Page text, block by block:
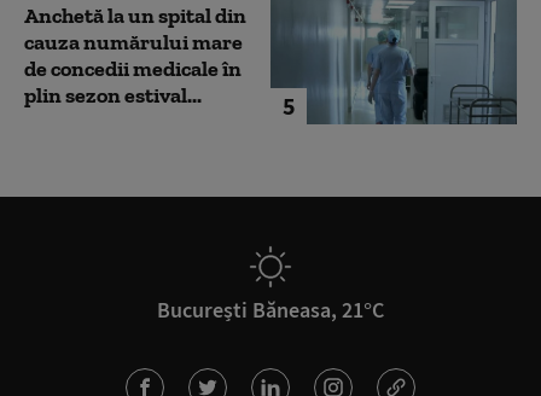
5
Anchetă la un spital din
cauza numărului mare
de concedii medicale în
plin sezon estival...
București Băneasa, 21°C